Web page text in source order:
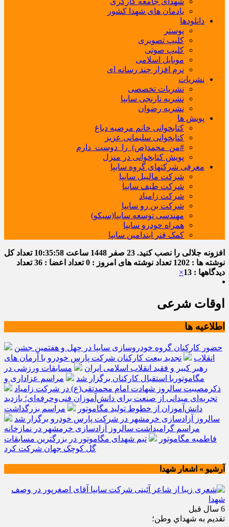
یادمان های شهدا کشور
دانلودها
پوستر
کلیپ تصویری
کلیپ صوتی
موبایل اسلامی
نرم افزار چند رسانه ای
نشریات
نشریات تخصصی
نشریه نارنجی سایپا
نشریه رضوان
پویش ها
کتابخوانی خانم مرضیه دباغ
کتابخوانی سلیمانی عزیز
#من_محمد(ص)_را_دوست_دارم
پویش کتابخوانی در منزل
معرفی شرکتهای گروه سایپا
شرکت مالیبل سایپا
شرکت طیف سایپا
شرکت زامیاد
شرکت بن رو سایپا
مهندسی توسعه سایپا(سیکو)
همراه خودرو سایپا
کمک فنر ایندامین سایپا
افزونه جلالی را نصب کنید. 23 صفر 1448 ساعت 10:35:58 تعداد کل
نوشته ها : 1202
تعداد نوشته های امروز : 0 تعداد اعضا : 36
تعداد
دیدگاهها : 13
×
اوقات شرعی
اطلاعیه ها
حضور کارکنان گروه خودروسازی سایپا در چهل و هفتمین جشن
انقلاب
تجدید بیعت کارکنان شرکت پارس خودرو با آرمان های
رهبر کبیر و فقید انقلاب اسلامی ایران
مسابقات ورزشی در
مگاموتوربا استقبال کارکنان برگزار شد
مراسم عزاداری و
ذکرمصیبت سالروز شهادت امام محمدتقی(ع) در شرکت زامیاد
تجربه‌ای میدانی از صنعت برای دانش‌آموزان فنی‌وحرفه‌ای؛ بازدید
دانش‌آموزان از خطوط تولید مگاموتور
مراسم بزرگداشت
سالروز آزادسازی خرمشهر در شرکت پارس خودرو برگزار شد
مراسم گرامیداشت سالروز آزادسازی خرمشهر در نمازخانه
فاطمیه مگاموتور
تیم شهدای مگاموتور در بزرگترین مسابقات
گل کوچک جهان شرکت کرد
آرشیو » اشعار شهدا
6 سال قبل
تقديم به شهداي وطن؛